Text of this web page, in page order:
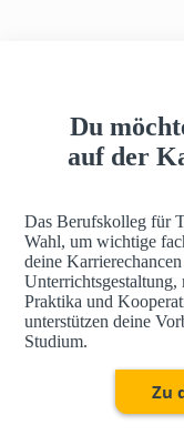
Du
auf der
Das Berufskolleg für
Wahl, um wichtige
deine
Praktika und
unterstützen deine
Studium.
Zu